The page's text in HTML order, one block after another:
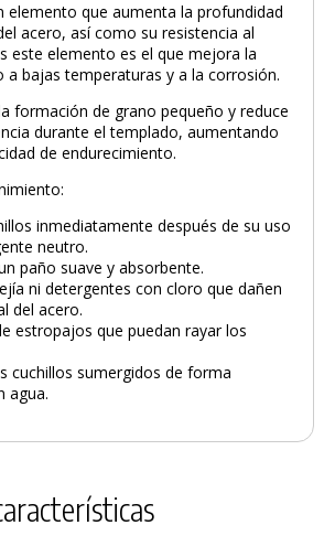
elemento que aumenta la profundidad
acero, así como su resistencia al
este elemento es el que mejora la
a bajas temperaturas y a la corrosión.
formación de grano pequeño y reduce
durante el templado, aumentando
de endurecimiento.
inmediatamente después de su uso
neutro.
paño suave y absorbente.
ni detergentes con cloro que dañen
del acero.
estropajos que puedan rayar los
cuchillos sumergidos de forma
agua.